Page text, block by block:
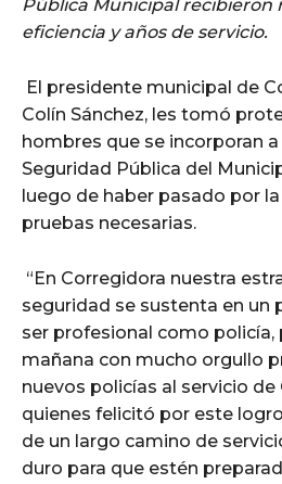
Pública Municipal recibieron
eficiencia y años de servicio.
El presidente municipal de
Colín Sánchez, les tomó
hombres que se incorporan
Seguridad Pública del
luego de haber pasado por
pruebas necesarias.
“En Corregidora nuestra
seguridad se sustenta en un
ser profesional como policía,
mañana con mucho orgullo
nuevos policías al servicio de
quienes felicitó por este
de un largo camino de
duro para que estén